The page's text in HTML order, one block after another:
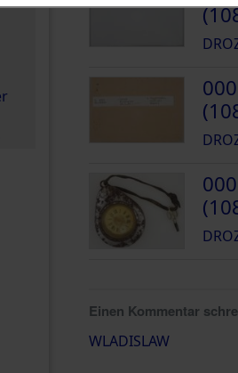
Einen Kommentar
WLADISLAW